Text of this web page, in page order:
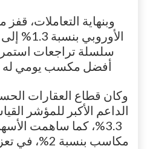
سلسلة تراجعات
أفضل مكسب يومي له منذ
وكان قطاع العقارات
الداعم الأكبر للمؤشر
3.3%، كما ساهمت
مكاسب بنسبة 2%، في تعزيز الأداء العام للسوق.